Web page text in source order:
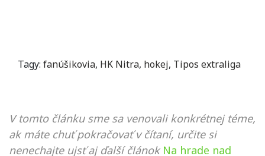
Tagy: fanúšikovia, HK Nitra, hokej, Tipos extraliga
V tomto článku sme sa venovali konkrétnej téme,
ak máte chuť pokračovať v čítaní, určite si
nenechajte ujsť aj ďalší článok Na hrade nad